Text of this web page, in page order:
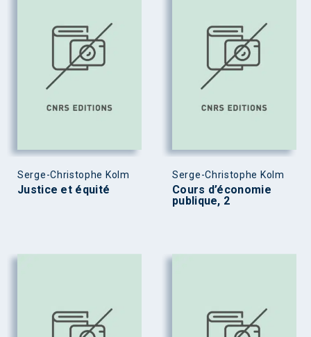
Serge-Christophe Kolm
Justice et équité
Serge-Christophe Kolm
Cours d’économie
publique, 2